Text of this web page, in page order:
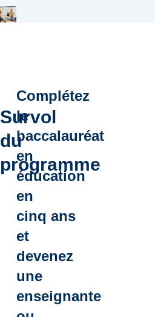
Survol
du
programme
Complétez
le
baccalauréat
en
éducation
en
cinq ans
et
devenez
une
enseignante